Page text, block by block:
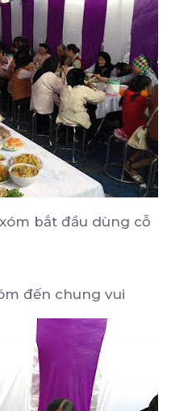
bắt đầu dùng cỗ
đến chung vui